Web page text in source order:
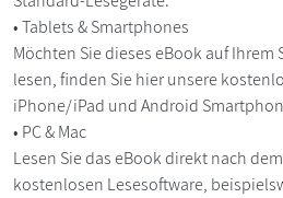
• Tablets & Smartphones
Möchten Sie dieses eBook auf
lesen, finden Sie hier unsere
iPhone/iPad und Android
• PC & Mac
Lesen Sie das eBook direkt nach
kostenlosen Lesesoftware,